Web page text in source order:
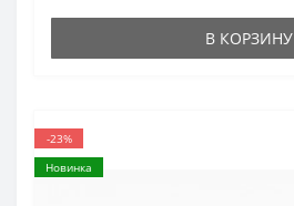
В КОРЗИНУ
-23%
Новинка